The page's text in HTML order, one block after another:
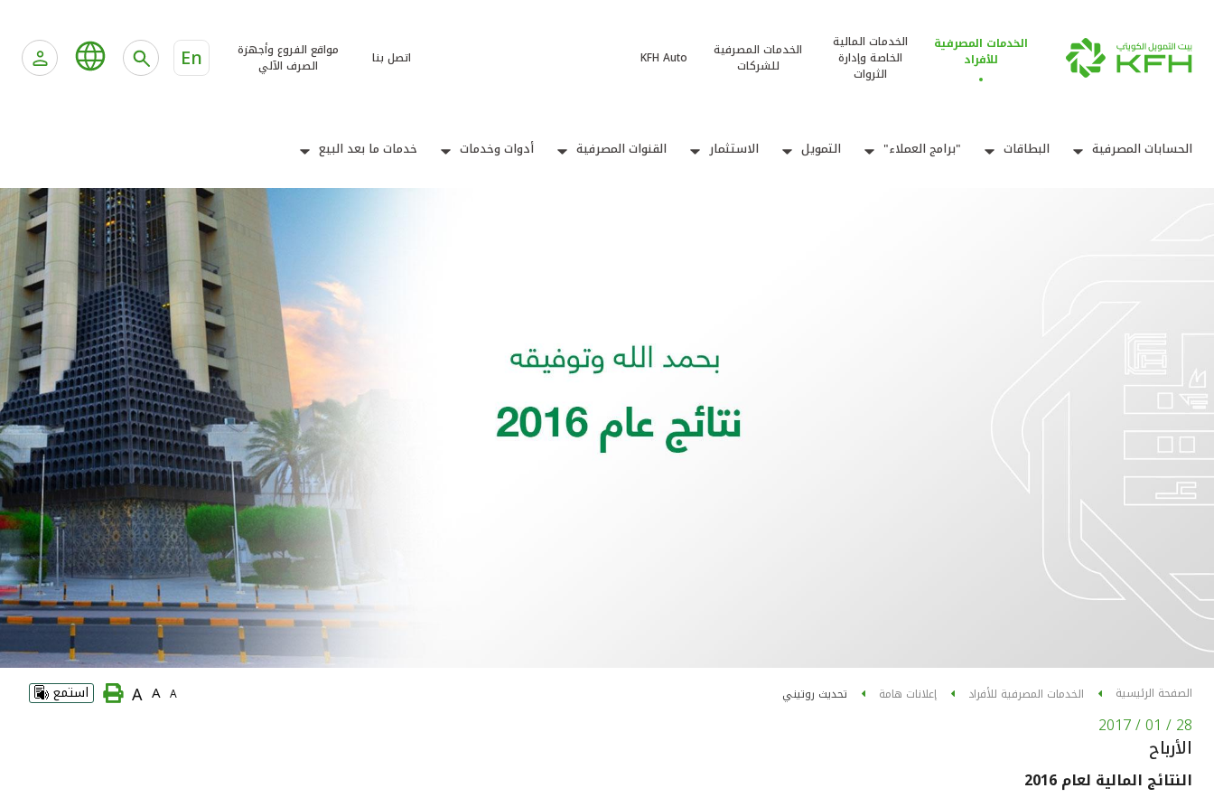
الخدمات المصرفية
للأفراد
الخدمات المالية
الخاصة وإدارة
الثروات
الخدمات المصرفية
للشركات
KFH Auto اتصل بنا
مواقع الفروع وأجهزة
الصرف الآلي
En
الحسابات المصرفية البطاقات "برامج العملاء" التمويل الاستثمار القنوات المصرفية أدوات وخدمات خدمات ما بعد البيع
الصفحة الرئيسية الخدمات المصرفية للأفراد إعلانات هامة تحديث روتيني A
A
A استمع
28 / 01 / 2017
الأرباح
النتائج المالية لعام 2016